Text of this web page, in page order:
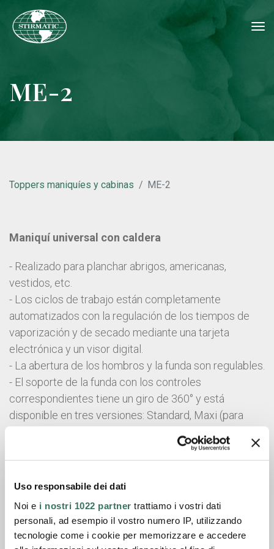
Uso responsabile dei dati
Noi e i nostri 1022 partner trattiamo i vostri dati
personali, ad esempio il vostro numero IP, utilizzando
tecnologie come i cookie per memorizzare e accedere
ME-2
Toppers maniquíes y cabinas ME-2
Maniquí universal con caldera
- Realizado para planchar abrigos, americanas,
vestidos, etc.
- Los ciclos de trabajo están completamente
automatizados con la regulación de los tiempos de
vaporización y de secado mediante una tarjeta
electrónica y un visor digital.
- La abertura de los hombros y la funda son regulables.
- El soporte de la funda con los controles
correspondientes tiene un giro de 360° y está
disponible en tres versiones: Standard, Maxi (para
- Majestic A está dotado de caldera incorporada con
funcionamiento eléctrico, con control automático de
Ficha técnica